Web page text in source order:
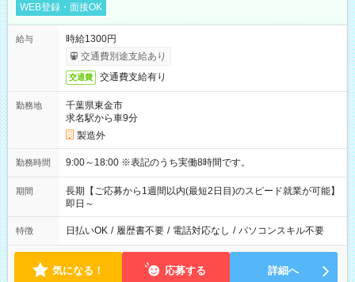
WEB登録・面接OK
給与
時給1300円
交通費別途支給あり
交通費 交通費支給有り
勤務地
千葉県東金市
求名駅から車9分
製造外
勤務時間 9:00～18:00 ※表記のうち実働8時間です。
期間
長期【ご応募から1週間以内(最短2日目)のスピード就業が可能】
即日～
特徴 日払いOK / 履歴書不要 / 電話対応なし / パソコンスキル不要
気になる！ 応募する 詳細へ